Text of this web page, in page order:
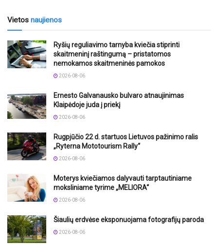
Vietos naujienos
Ryšių reguliavimo tarnyba kviečia stiprinti
skaitmeninį raštingumą – pristatomos
nemokamos skaitmeninės pamokos
2026-08-06
Ernesto Galvanausko bulvaro atnaujinimas
Klaipėdoje juda į priekį
2026-08-06
Rugpjūčio 22 d. startuos Lietuvos pažinimo ralis
„Ryterna Mototourism Rally“
2026-08-06
Moterys kviečiamos dalyvauti tarptautiniame
moksliniame tyrime „MELIORA“
2026-08-06
Šiaulių erdvėse eksponuojama fotografijų paroda
2026-08-06